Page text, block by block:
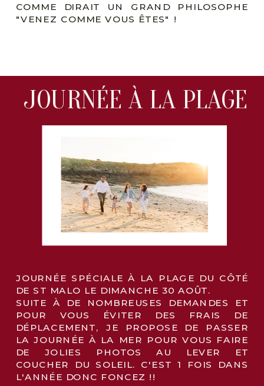
COMME DIRAIT UN GRAND PHILOSOPHE
"VENEZ COMME VOUS ÊTES" !
JOURNÉE À LA PLAGE
JOURNÉE SPÉCIALE À LA PLAGE DU CÔTÉ
DE ST MALO LE DIMANCHE 30 AOÛT.
SUITE À DE NOMBREUSES DEMANDES ET
POUR VOUS ÉVITER DES FRAIS DE
DÉPLACEMENT, JE PROPOSE DE PASSER
LA JOURNÉE À LA MER POUR VOUS FAIRE
DE JOLIES PHOTOS AU LEVER ET
COUCHER DU SOLEIL. C'EST 1 FOIS DANS
L'ANNÉE DONC FONCEZ !!